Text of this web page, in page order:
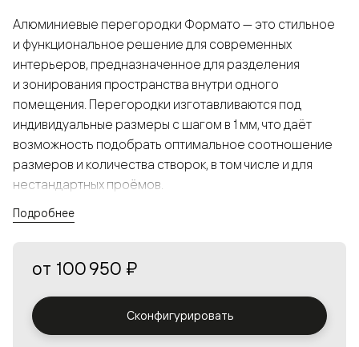
Алюминиевые перегородки Формато — это стильное
и функциональное решение для современных
интерьеров, предназначенное для разделения
и зонирования пространства внутри одного
помещения. Перегородки изготавливаются под
индивидуальные размеры с шагом в 1 мм, что даёт
возможность подобрать оптимальное соотношение
размеров и количества створок, в том числе и для
нестандартных проёмов.
а большой выбор вставок из стекла с различными
решения в интерьере и варьировать освещённость.
Подробнее
от 100 950 ₽
Сконфигурировать